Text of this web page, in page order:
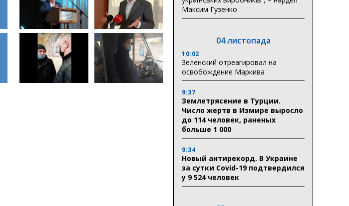
Максим Гузенко
04 листопада
10:02
Зеленский отреагировал на
освобождение Маркива
9:37
Землетрясение в Турции.
Число жертв в Измире выросло
до 114 человек, раненых
больше 1 000
9:34
Новый антирекорд. В Украине
за сутки Covid-19 подтвердился
у 9 524 человек